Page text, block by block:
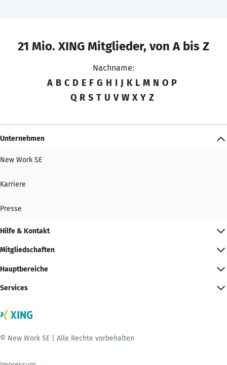
21 Mio. XING Mitglieder, von A bis Z
Nachname:
A B C D E F G H I J K L M N O P
Q R S T U V W X Y Z
Unternehmen
New Work SE
Karriere
Presse
Hilfe & Kontakt
Mitgliedschaften
Hauptbereiche
Services
© New Work SE | Alle Rechte vorbehalten